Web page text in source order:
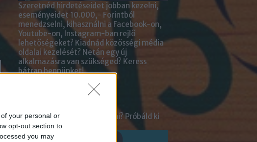
your personal or
opt-out section to
you may
Szeretnéd hirdetéseidet jobban kezelni,
eseményeidet 10.000,- Forintból
menedzselni, kihasználni a Facebook-on,
Youtube-on, Instagram-ban rejlő
lehetőségeket? Kiadnád közösségi média
oldalai kezelését? Netán egy új
alkalmazásra van szükséged? Keress
bátran bennünket!
Szeretnél velünk beszélgetni? Próbáld ki
Messenger Chatbotunkat!